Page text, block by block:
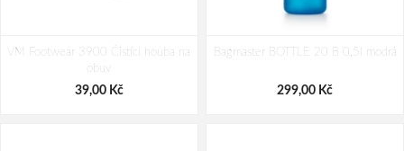
– zeleno-šedý Zelená 30 l
2 630,00 Kč
set – maskáčový Černá 34 l
VM Footwear 3900 Čistící houba na
obuv
39,00 Kč
Bagmaster BOTTLE 20 B 0,5l modrá
299,00 Kč